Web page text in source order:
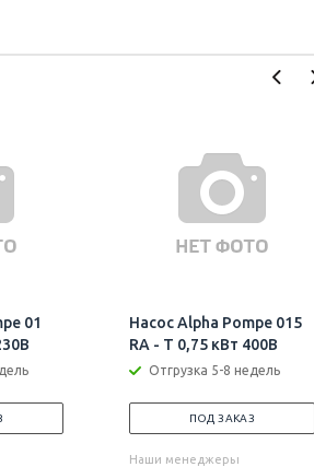
01
Насос Alpha Pompe 015
RA - T 0,75 кВт 400В
Отгрузка 5-8 недель
ПОД ЗАКАЗ
Наши менеджеры